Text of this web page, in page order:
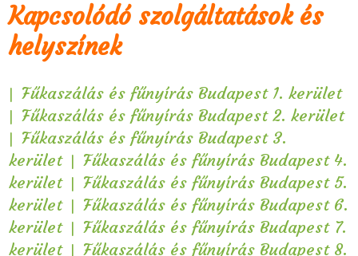
Kapcsolódó szolgáltatások és
helyszínek
| Fűkaszálás és fűnyírás Budapest 1. kerület
| Fűkaszálás és fűnyírás Budapest 2. kerület
| Fűkaszálás és fűnyírás Budapest 3.
kerület | Fűkaszálás és fűnyírás Budapest 4.
kerület | Fűkaszálás és fűnyírás Budapest 5.
kerület | Fűkaszálás és fűnyírás Budapest 6.
kerület | Fűkaszálás és fűnyírás Budapest 7.
kerület | Fűkaszálás és fűnyírás Budapest 8.